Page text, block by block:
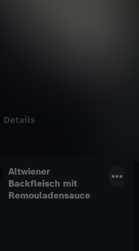
Details
Altwiener
Backfleisch mit
Remouladensauce